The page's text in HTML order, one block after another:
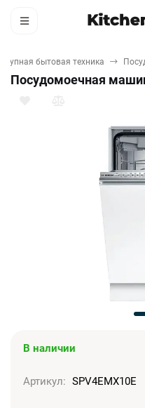
Крупная бытовая техника
Посудомоечная
В наличии
Артикул: SPV4EMX10E